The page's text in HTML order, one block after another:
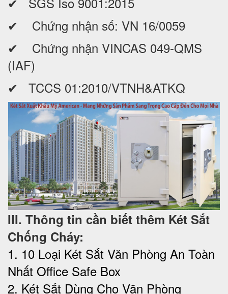
✔ Chứng nhận số: VN 16/0059
✔ Chứng nhận VINCAS 049-QMS
(IAF)
✔ TCCS 01:2010/VTNH&ATKQ
III. Thông tin cần biết thêm Két Sắt
Chống Cháy:
1. 10 Loại Két Sắt Văn Phòng An Toàn
Nhất Office Safe Box
2. Két Sắt Dùng Cho Văn Phòng